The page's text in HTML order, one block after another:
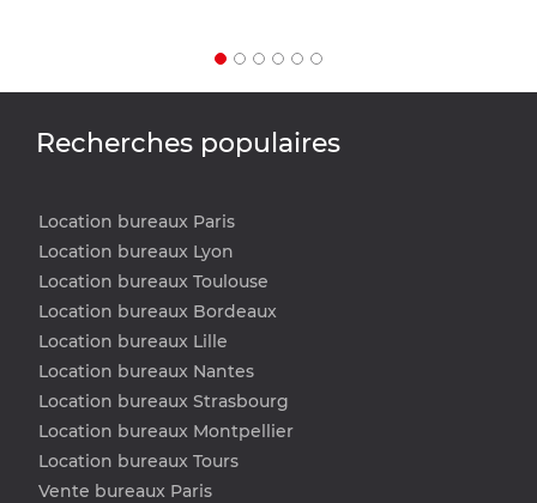
Recherches populaires
Location bureaux Paris
Location bureaux Lyon
Location bureaux Toulouse
Location bureaux Bordeaux
Location bureaux Lille
Location bureaux Nantes
Location bureaux Strasbourg
Location bureaux Montpellier
Location bureaux Tours
Vente bureaux Paris